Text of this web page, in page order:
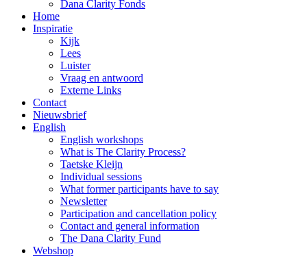
Dana Clarity Fonds
Home
Inspiratie
Kijk
Lees
Luister
Vraag en antwoord
Externe Links
Contact
Nieuwsbrief
English
English workshops
What is The Clarity Process?
Taetske Kleijn
Individual sessions
What former participants have to say
Newsletter
Participation and cancellation policy
Contact and general information
The Dana Clarity Fund
Webshop